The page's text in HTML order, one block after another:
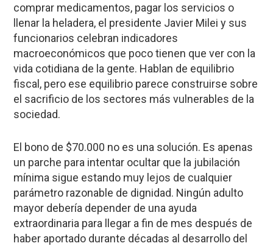
comprar medicamentos, pagar los servicios o
llenar la heladera, el presidente Javier Milei y sus
funcionarios celebran indicadores
macroeconómicos que poco tienen que ver con la
vida cotidiana de la gente. Hablan de equilibrio
fiscal, pero ese equilibrio parece construirse sobre
el sacrificio de los sectores más vulnerables de la
sociedad.
El bono de $70.000 no es una solución. Es apenas
un parche para intentar ocultar que la jubilación
mínima sigue estando muy lejos de cualquier
parámetro razonable de dignidad. Ningún adulto
mayor debería depender de una ayuda
extraordinaria para llegar a fin de mes después de
haber aportado durante décadas al desarrollo del